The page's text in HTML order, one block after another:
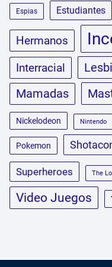
Espias Estudiantes
Hermanos
Interracial
Mamadas
Nickelodeon Nintendo
Pokemon
Superheroes The
Video Juegos